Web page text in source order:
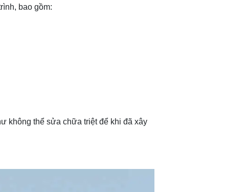
bao gồm:
không thể sửa chữa triệt để khi đã xây